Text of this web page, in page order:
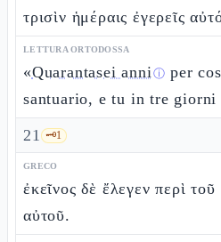
τρισὶν ἡμέραις ἐγερεῖς
LETTURA ORTODOSSA
«Quarantasei anniⓘ per
santuario, e tu in tre
21 🗝️1
GRECO
ἐκεῖνος δὲ ἔλεγεν περὶ
αὐτοῦ.